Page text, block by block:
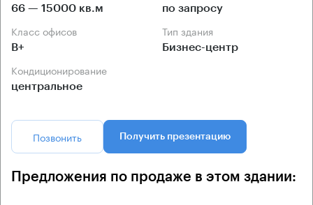
66 — 15000 кв.м по запросу
Класс офисов
B+
Тип здания
Бизнес-центр
Кондиционирование
центральное
Позвонить Получить презентацию
Предложения по продаже в этом здании: